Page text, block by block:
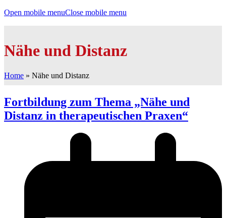
Open mobile menuClose mobile menu
Nähe und Distanz
Home » Nähe und Distanz
Fortbildung zum Thema „Nähe und
Distanz in therapeutischen Praxen“